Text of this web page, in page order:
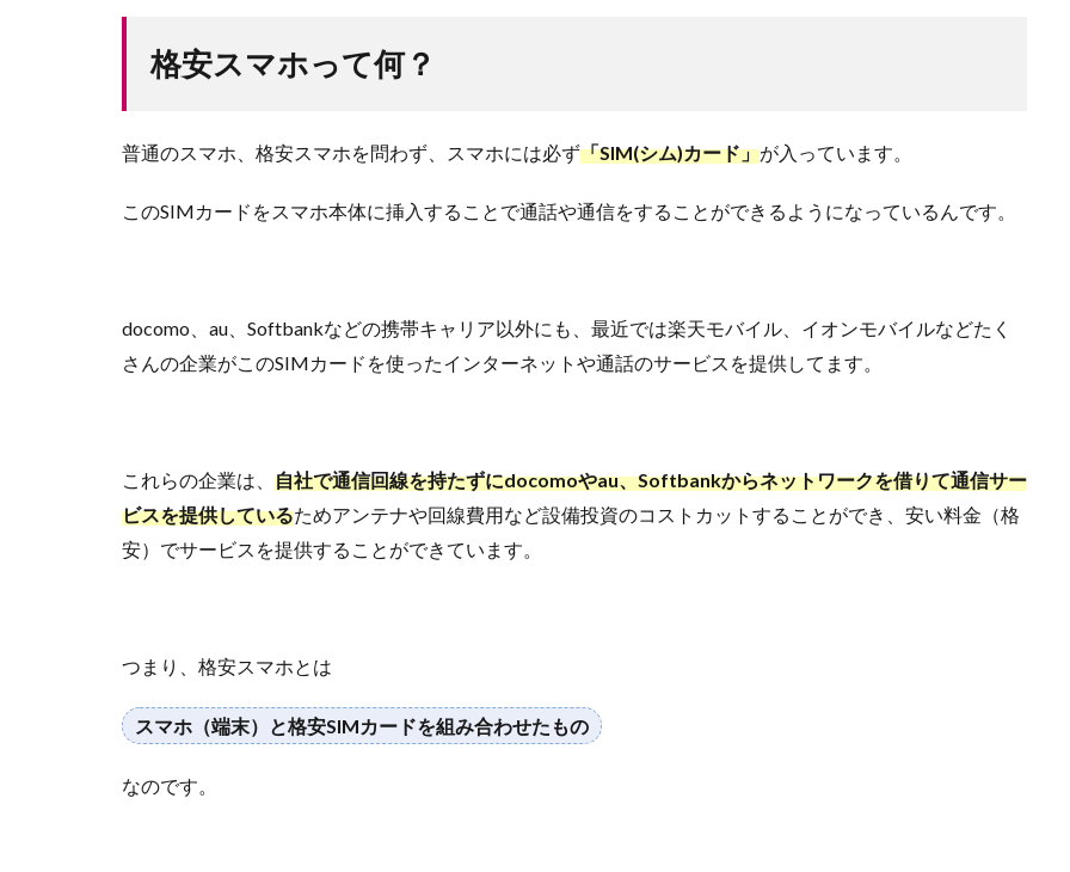
格安スマホって何？
普通のスマホ、格安スマホを問わず、スマホには必ず「SIM(シム)カード」が入っています。
このSIMカードをスマホ本体に挿入することで通話や通信をすることができるようになっているんです。
docomo、au、Softbankなどの携帯キャリア以外にも、最近では楽天モバイル、イオンモバイルなどたく
さんの企業がこのSIMカードを使ったインターネットや通話のサービスを提供してます。
これらの企業は、 自社で通信回線を持たずにdocomoやau、Softbankからネットワークを借りて通信サー
ビスを提供しているためアンテナや回線費用など設備投資のコストカットすることができ、安い料金（格
安）でサービスを提供することができています。
つまり、格安スマホとは
スマホ（端末）と格安SIMカードを組み合わせたもの
なのです。